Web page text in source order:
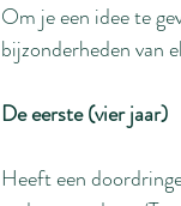
Om je een idee te
bijzonderheden van
De eerste (vier jaar)
Heeft een